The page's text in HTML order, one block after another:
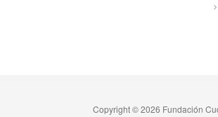
Copyright © 2026 Fundación